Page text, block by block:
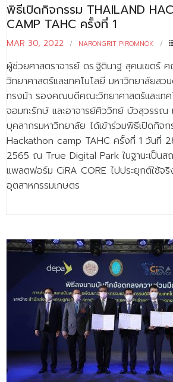
พิธีเปิดกิจกรรม THAILAND
CAMP TAHC ครั้งที่ 1
MAR 30, 2022 NARONGRIT PIROMNOK
ผู้ช่วยศาสตราจารย์ ดร.ฐิตินาฐ สุคนเขตร์
วิทยาศาสตร์และเทคโนโลยี มหาวิทยาลัยสว
ทรงม้า รองคณบดีคณะวิทยาศาสตร์และเท
จอมทะรักษ์ และอาจารย์ศิววิทย์ บัวสุวรรณ
บุคลากรมหาวิทยาลัย ได้เข้าร่วมพิธีเปิดกิจ
Hackathon camp TAHC ครั้งที่ 1 วันที่
2565 ณ True Digital Park ในฐานะเป็นสถ
แพลตฟอร์ม CiRA CORE ไปประยุกต์ใช้จ
อุตสาหกรรมเกษตร